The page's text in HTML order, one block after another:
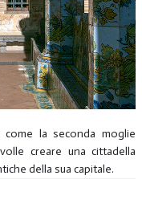
come la seconda moglie
creare una cittadella
della sua capitale.